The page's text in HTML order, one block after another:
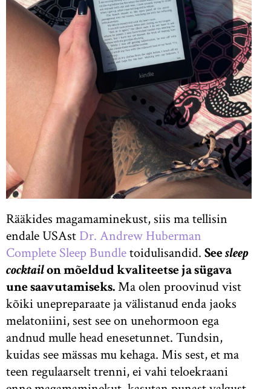
Rääkides magamaminekust, siis ma tellisin
endale USAst Dr. Andrew Huberman
Complete Sleep Bundletoidulisandid. Seesleep
cocktailon mõeldud kvaliteetse ja sügava
une saavutamiseks.Ma olen proovinud vist
kõiki unepreparaate ja välistanud enda jaoks
melatoniini, sest see on unehormoon ega
andnud mulle head enesetunnet. Tundsin,
kuidas see mässas mu kehaga. Mis sest, et ma
teen regulaarselt trenni, ei vahi teloekraani